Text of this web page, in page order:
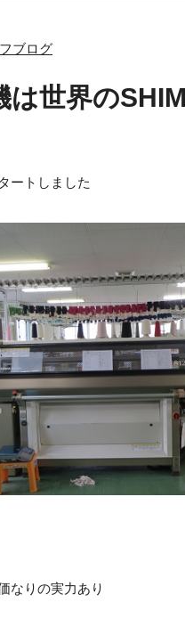
ブログ
は世界の
ートしました
なりの実力あり